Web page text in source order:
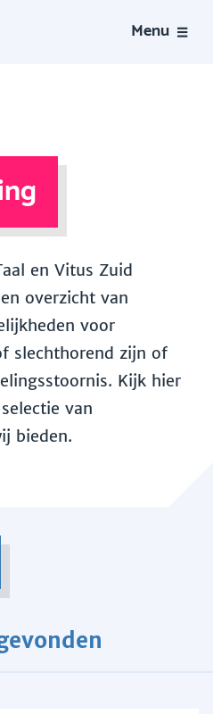
Menu
en Vitus Zuid
overzicht van
voor
slechthorend zijn of
Kijk hier
van
bieden.